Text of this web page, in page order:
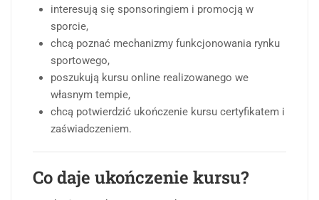
interesują się sponsoringiem i promocją w
sporcie,
chcą poznać mechanizmy funkcjonowania rynku
sportowego,
poszukują kursu online realizowanego we
własnym tempie,
chcą potwierdzić ukończenie kursu certyfikatem i
zaświadczeniem.
Co daje ukończenie kursu?